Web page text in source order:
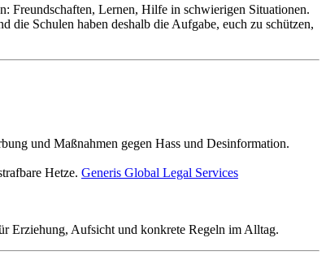
Freundschaften, Lernen, Hilfe in schwierigen Situationen.
die Schulen haben deshalb die Aufgabe, euch zu schützen,
und Maßnahmen gegen Hass und Desinformation.
Hetze. Generis Global Legal Services
Erziehung, Aufsicht und konkrete Regeln im Alltag.